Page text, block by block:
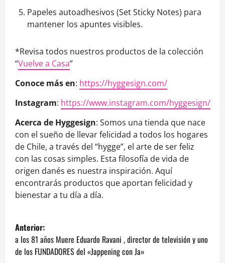
Papeles autoadhesivos (Set Sticky Notes) para
mantener los apuntes visibles.
*Revisa todos nuestros productos de la colección
“Vuelve a Casa”
Conoce más en: https://hyggesign.com/
Instagram: https://www.instagram.com/hyggesign/
Acerca de Hyggesign: Somos una tienda que nace
con el sueño de llevar felicidad a todos los hogares
de Chile, a través del “hygge”, el arte de ser feliz
con las cosas simples. Esta filosofía de vida de
origen danés es nuestra inspiración. Aquí
encontrarás productos que aportan felicidad y
bienestar a tu día a día.
N
a
Anterior:
a los 81 años Muere Eduardo Ravani , director de televisión y uno
de los FUNDADORES del «Jappening con Ja»